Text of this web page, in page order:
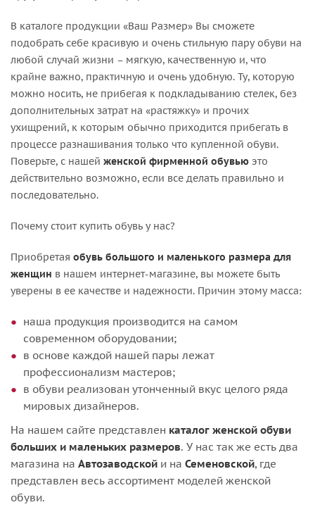
В каталоге продукции «Ваш Размер» Вы сможете
подобрать себе красивую и очень стильную пару обуви на
любой случай жизни – мягкую, качественную и, что
крайне важно, практичную и очень удобную. Ту, которую
можно носить, не прибегая к подкладыванию стелек, без
дополнительных затрат на «растяжку» и прочих
ухищрений, к которым обычно приходится прибегать в
процессе разнашивания только что купленной обуви.
Поверьте, с нашей женской фирменной обувью это
действительно возможно, если все делать правильно и
последовательно.
Почему стоит купить обувь у нас?
Приобретая обувь большого и маленького размера для
женщин в нашем интернет-магазине, вы можете быть
уверены в ее качестве и надежности. Причин этому масса:
наша продукция производится на самом
современном оборудовании;
в основе каждой нашей пары лежат
профессионализм мастеров;
в обуви реализован утонченный вкус целого ряда
мировых дизайнеров.
На нашем сайте представлен каталог женской обуви
больших и маленьких размеров. У нас так же есть два
магазина на Автозаводской и на Семеновской, где
представлен весь ассортимент моделей женской
обуви.